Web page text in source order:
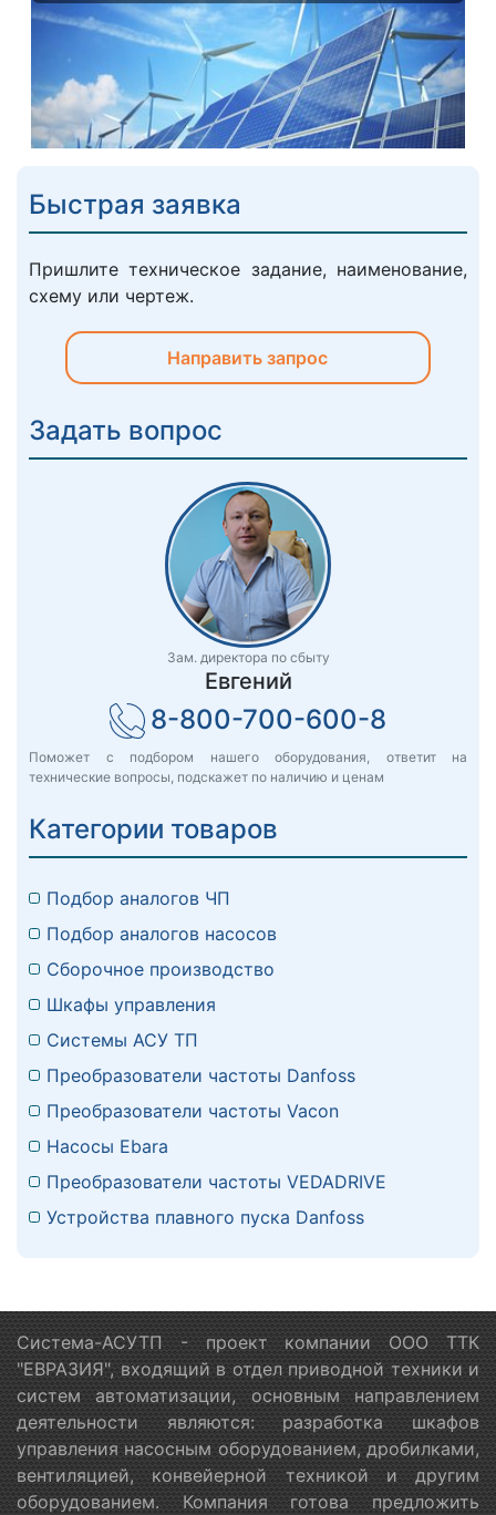
Быстрая заявка
Пришлите техническое задание, наименование,
схему или чертеж.
Направить запрос
Задать вопрос
Зам. директора по сбыту
Евгений
8-800-700-600-8
Поможет с подбором нашего оборудования, ответит на
технические вопросы, подскажет по наличию и ценам
Категории товаров
Подбор аналогов ЧП
Подбор аналогов насосов
Сборочное производство
Шкафы управления
Системы АСУ ТП
Преобразователи частоты Danfoss
Преобразователи частоты Vacon
Насосы Ebara
Преобразователи частоты VEDADRIVE
Устройства плавного пуска Danfoss
Система-АСУТП - проект компании ООО ТТК
"ЕВРАЗИЯ", входящий в отдел приводной техники и
систем автоматизации, основным направлением
деятельности являются: разработка шкафов
управления насосным оборудованием, дробилками,
вентиляцией, конвейерной техникой и другим
оборудованием. Компания готова предложить